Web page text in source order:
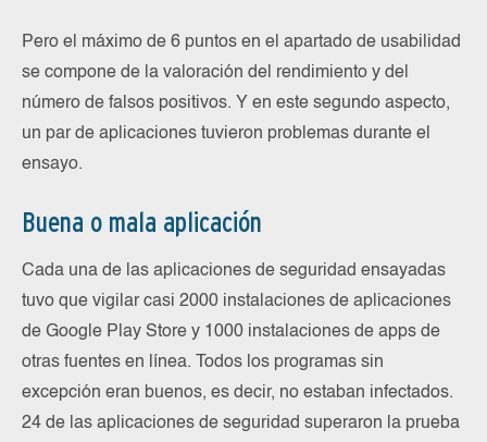
Pero el máximo de 6 puntos en el apartado de usabilidad
se compone de la valoración del rendimiento y del
número de falsos positivos. Y en este segundo aspecto,
un par de aplicaciones tuvieron problemas durante el
ensayo.
Buena o mala aplicación
Cada una de las aplicaciones de seguridad ensayadas
tuvo que vigilar casi 2000 instalaciones de aplicaciones
de Google Play Store y 1000 instalaciones de apps de
otras fuentes en línea. Todos los programas sin
excepción eran buenos, es decir, no estaban infectados.
24 de las aplicaciones de seguridad superaron la prueba